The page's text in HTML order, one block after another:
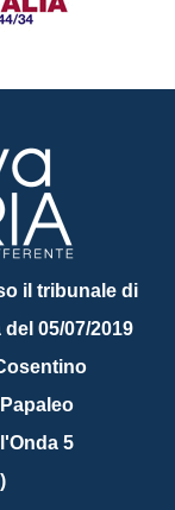
il tribunale di
05/07/2019
5